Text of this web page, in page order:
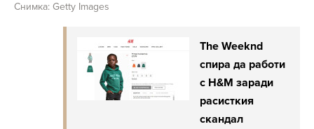
Снимка: Getty Images
The Weeknd
спира да работи
с H&M заради
расисткия
скандал